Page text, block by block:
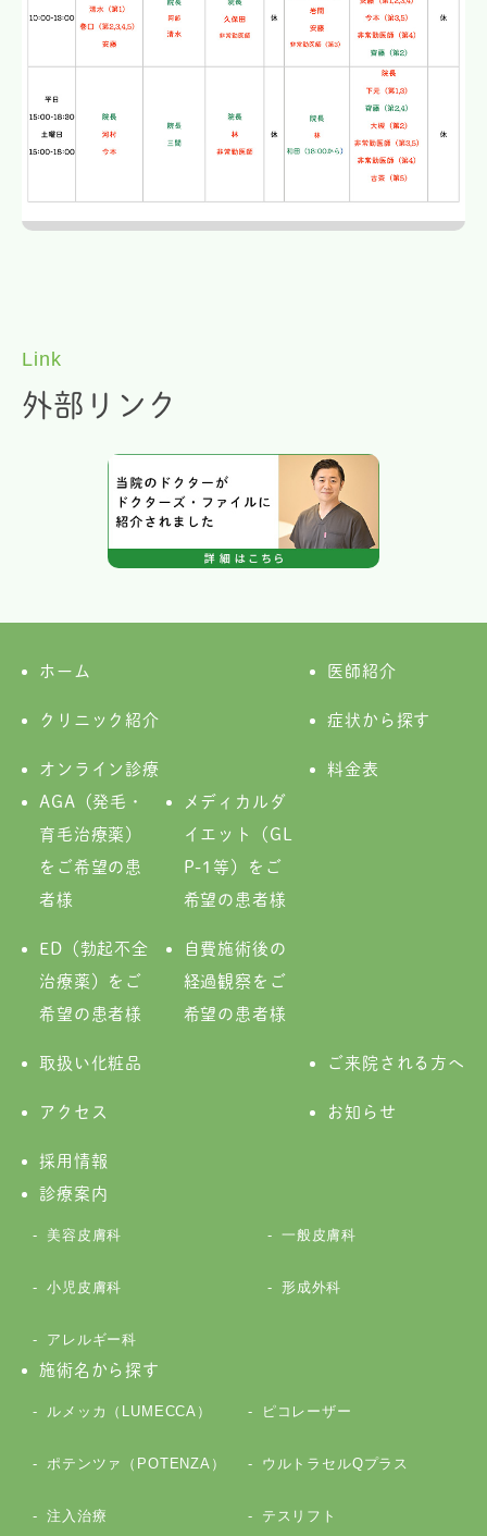
Link
外部リンク
ホーム 医師紹介
クリニック紹介 症状から探す
オンライン診療
AGA（発毛・
育毛治療薬）
をご希望の患
者様
メディカルダ
イエット（GL
P-1等）をご
希望の患者様
ED（勃起不全
治療薬）をご
希望の患者様
自費施術後の
経過観察をご
希望の患者様
料金表
取扱い化粧品 ご来院される方へ
アクセス お知らせ
採用情報
診療案内
美容皮膚科 一般皮膚科
小児皮膚科 形成外科
アレルギー科
施術名から探す
ルメッカ（LUMECCA） ピコレーザー
ポテンツァ（POTENZA） ウルトラセルQプラス
注入治療 テスリフト